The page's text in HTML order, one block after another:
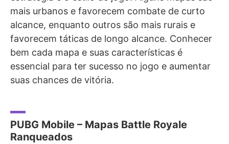
mais urbanos e favorecem combate de curto
alcance, enquanto outros são mais rurais e
favorecem táticas de longo alcance. Conhecer
bem cada mapa e suas características é
essencial para ter sucesso no jogo e aumentar
suas chances de vitória.
PUBG Mobile – Mapas Battle Royale
Ranqueados